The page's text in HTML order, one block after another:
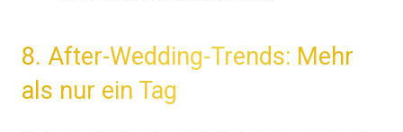
8. After-Wedding-Trends: Mehr
als nur ein Tag